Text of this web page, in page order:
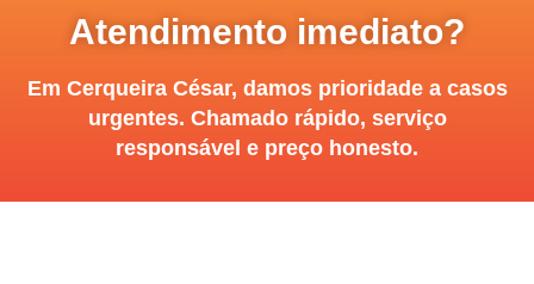
Atendimento imediato?
Em Cerqueira César, damos prioridade a casos
urgentes. Chamado rápido, serviço
responsável e preço honesto.